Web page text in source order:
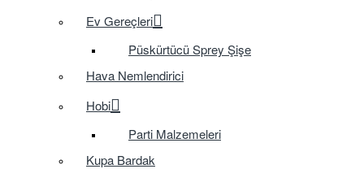
Ev Gereçleri
Püskürtücü Sprey Şişe
Hava Nemlendirici
Hobi
Parti Malzemeleri
Kupa Bardak